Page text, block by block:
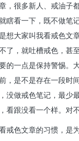
，很多新人、戒油子
瞎看一下，既不做笔
想大家叫我看戒色文
了，就吐槽戒色，甚
的一点是保持警惕。
，是不是存在一段时
没做戒色笔记，最少
看跟没看一个样。对
戒色文章的习惯，是